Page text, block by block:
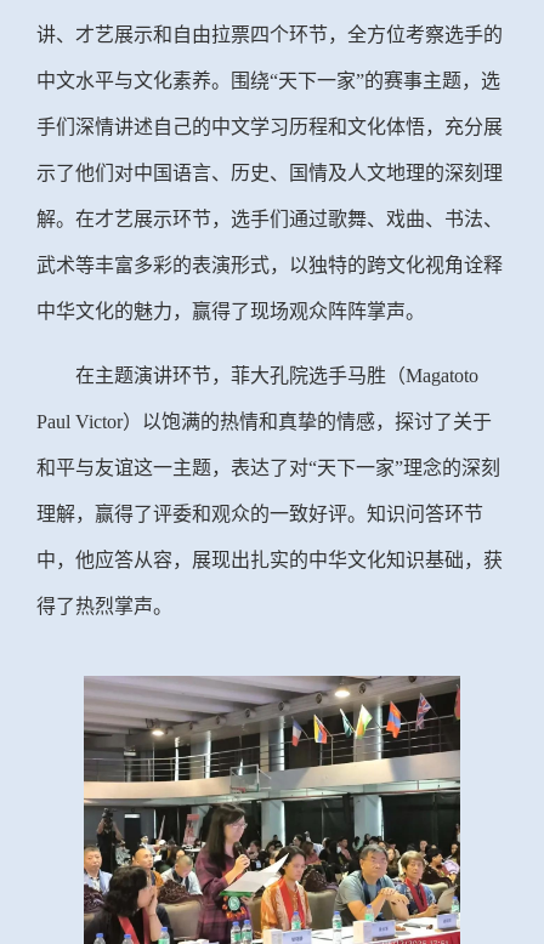
讲、才艺展示和自由拉票四个环节，全方位考察选手的
中文水平与文化素养。围绕“天下一家”的赛事主题，选
手们深情讲述自己的中文学习历程和文化体悟，充分展
示了他们对中国语言、历史、国情及人文地理的深刻理
解。在才艺展示环节，选手们通过歌舞、戏曲、书法、
武术等丰富多彩的表演形式，以独特的跨文化视角诠释
中华文化的魅力，赢得了现场观众阵阵掌声。
在主题演讲环节，菲大孔院选手马胜（Magatoto
Paul Victor）以饱满的热情和真挚的情感，探讨了关于
和平与友谊这一主题，表达了对“天下一家”理念的深刻
理解，赢得了评委和观众的一致好评。知识问答环节
中，他应答从容，展现出扎实的中华文化知识基础，获
得了热烈掌声。